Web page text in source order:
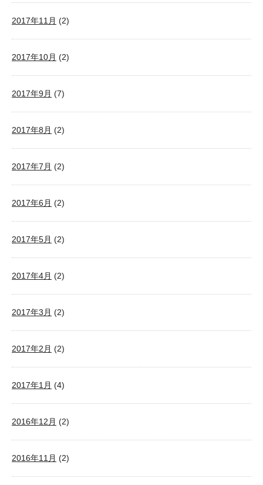
2017年11月 (2)
2017年10月 (2)
2017年9月 (7)
2017年8月 (2)
2017年7月 (2)
2017年6月 (2)
2017年5月 (2)
2017年4月 (2)
2017年3月 (2)
2017年2月 (2)
2017年1月 (4)
2016年12月 (2)
2016年11月 (2)